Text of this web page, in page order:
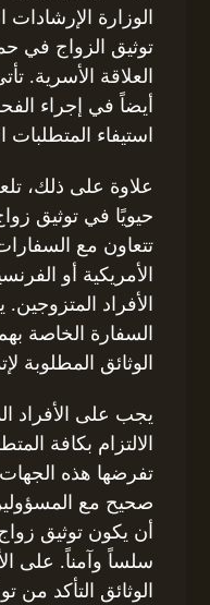
الوزارة
توثيق الزواج في
العلاقة الأسرية.
أيضاً في إجراء
استيفاء المتطلبات
علاوة على ذلك،
حيويًا في توثيق
الأمريكية أو
الأفراد
السفارة الخاصة
الوثائق المطلوبة
يجب على الأفراد
الالتزام بكافة
تفرضها هذه
صحيح مع
أن يكون توثيق
سلساً وآمناً. على
الوثائق التأكد من